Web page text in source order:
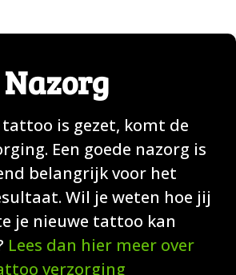
Nazorg
is gezet, komt de
Een goede nazorg is
belangrijk voor het
Wil je weten hoe jij
je nieuwe tattoo kan
Lees dan hier meer over
verzorging